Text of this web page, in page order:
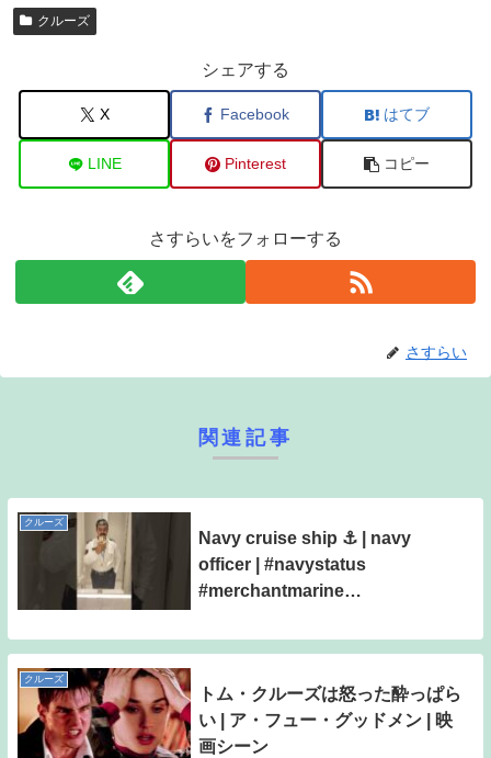
クルーズ
シェアする
X Facebook はてブ
LINE Pinterest コピー
さすらいをフォローする
さすらい
関連記事
クルーズ
Navy cruise ship ⚓ | navy
officer | #navystatus
#merchantmarine
クルーズ
トム・クルーズは怒った酔っぱら
い | ア・フュー・グッドメン | 映
画シーン